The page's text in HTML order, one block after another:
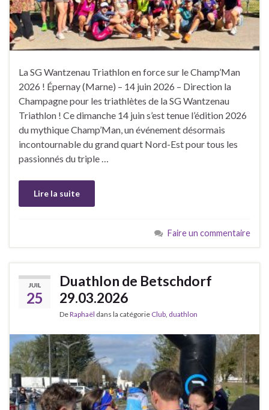
La SG Wantzenau Triathlon en force sur le Champ’Man
2026 ! Épernay (Marne) – 14 juin 2026 – Direction la
Champagne pour les triathlètes de la SG Wantzenau
Triathlon ! Ce dimanche 14 juin s’est tenue l’édition 2026
du mythique Champ’Man, un événement désormais
incontournable du grand quart Nord-Est pour tous les
passionnés du triple …
Lire la suite
Faire un commentaire
JUIL
25
Duathlon de Betschdorf
29.03.2026
DeRaphaël dans la catégorie Club duathlon